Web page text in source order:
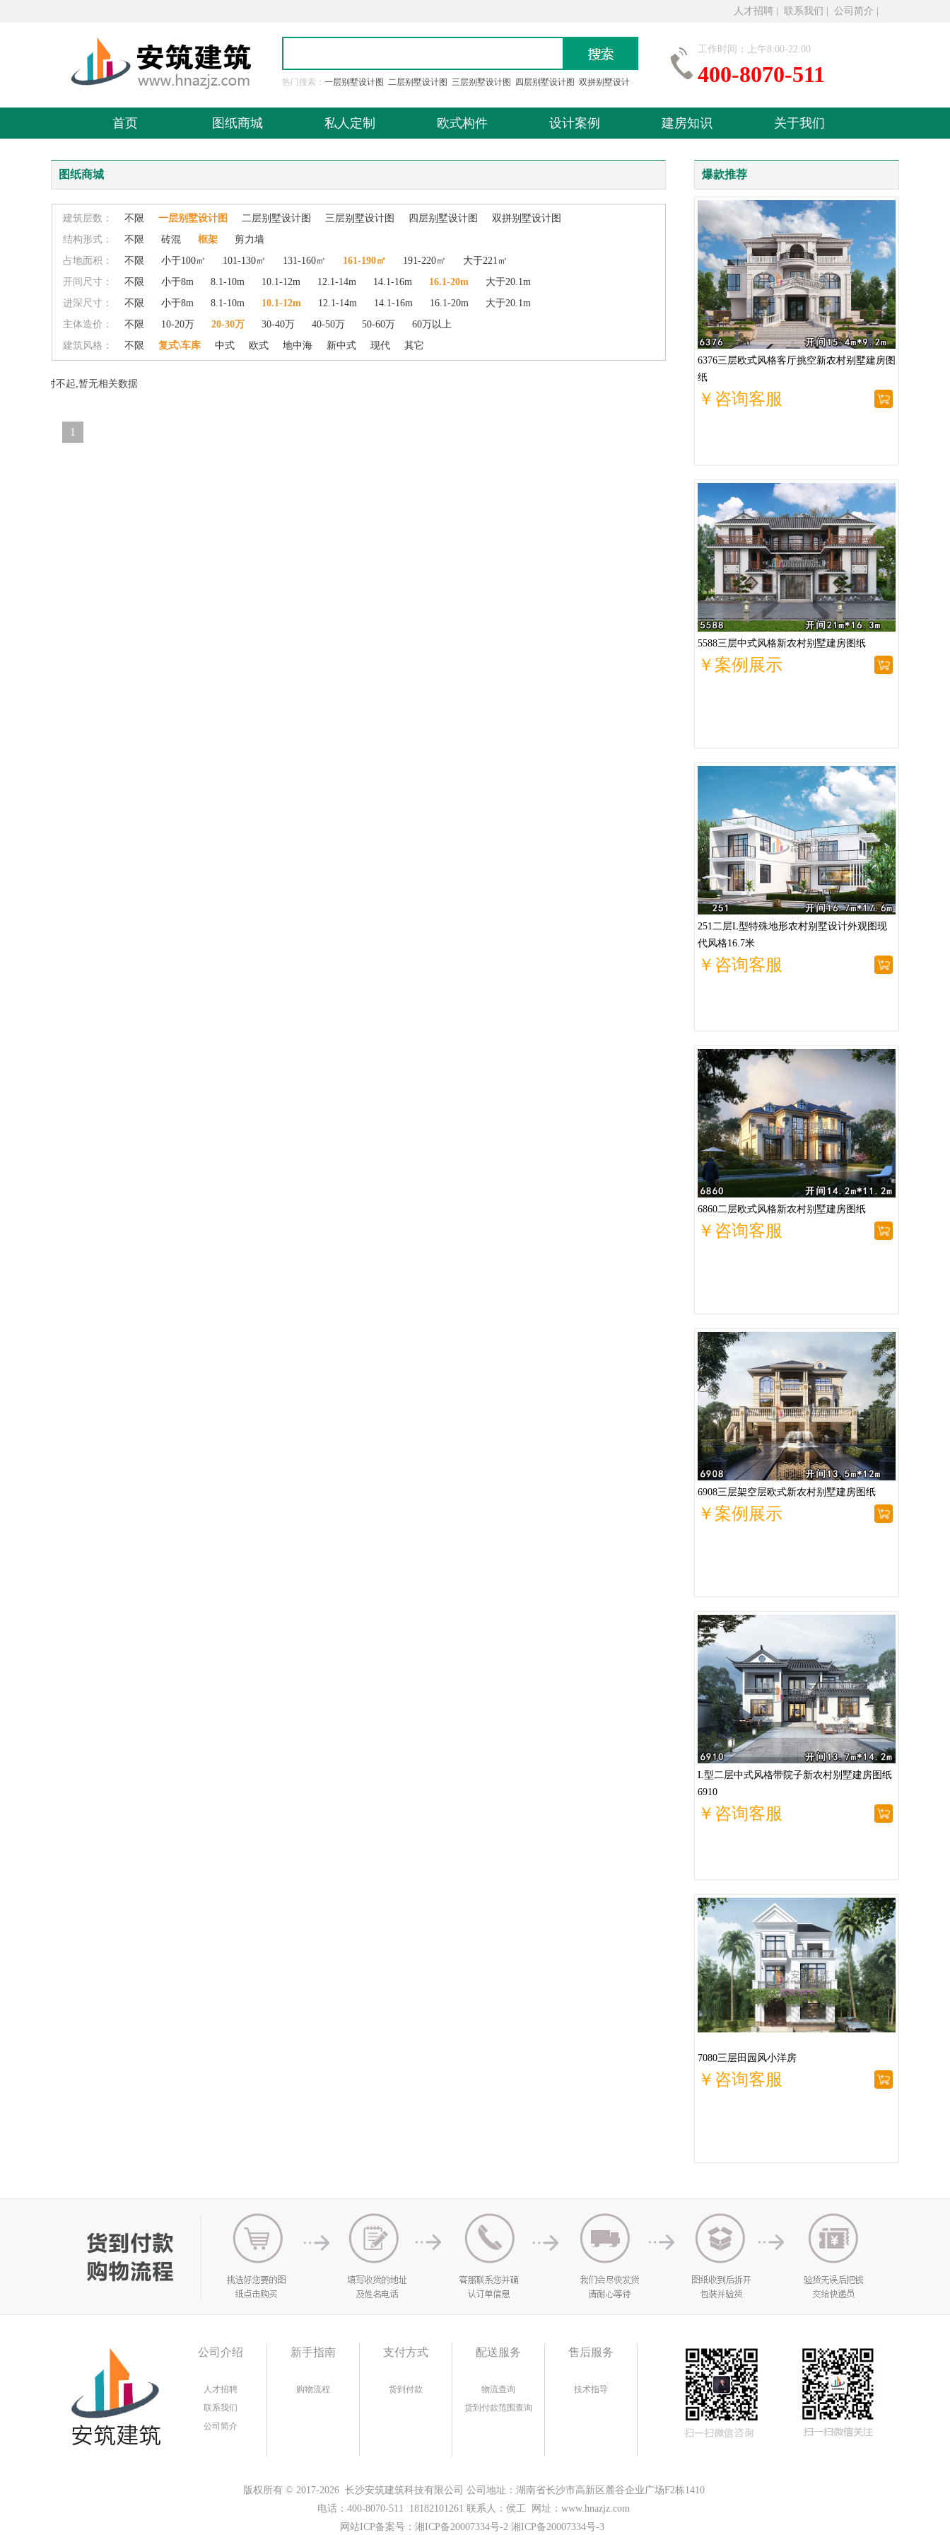
人才招聘 联系我们 公司简介
热门搜索： 一层别墅设计图 二层别墅设计图 三层别墅设计图 四层别墅设计图 双拼别墅设计
工作时间：上午8:00-22:00
400-8070-511
首页 图纸商城 私人定制 欧式构件 设计案例 建房知识 关于我们
爆款推荐
6376三层欧式风格客厅挑空新农村别墅建房图
纸
￥咨询客服
5588三层中式风格新农村别墅建房图纸
￥案例展示
251二层L型特殊地形农村别墅设计外观图现
代风格16.7米
￥咨询客服
6860二层欧式风格新农村别墅建房图纸
￥咨询客服
6908三层架空层欧式新农村别墅建房图纸
￥案例展示
L型二层中式风格带院子新农村别墅建房图纸
6910
￥咨询客服
7080三层田园风小洋房
￥咨询客服
图纸商城
建筑层数： 不限 一层别墅设计图 二层别墅设计图 三层别墅设计图 四层别墅设计图
双拼别墅设计图
结构形式：
不限 砖混 框架
剪力墙
占地面积：
不限 小于100㎡ 101-130㎡ 131-160㎡ 161-190㎡ 191-220㎡
大于221㎡
开间尺寸：
不限 小于8m 8.1-10m 10.1-12m 12.1-14m 14.1-16m 16.1-20m
大于20.1m
进深尺寸：
不限 小于8m 8.1-10m 10.1-12m 12.1-14m 14.1-16m 16.1-20m
大于20.1m
主体造价：
不限 10-20万 20-30万 30-40万 40-50万 50-60万
60万以上
建筑风格：
不限 复式\车库 中式 欧式 地中海 新中式 现代 其它
对不起,暂无相关数据
1
公司介绍
人才招聘
联系我们
公司简介
新手指南
购物流程
支付方式
货到付款
配送服务
物流查询
货到付款范围查询
售后服务
技术指导
版权所有 © 2017-2026 长沙安筑建筑科技有限公司 公司地址：湖南省长沙市高新区麓谷企业广场F2栋1410
电话：400-8070-511 18182101261 联系人：侯工 网址：www.hnazjz.com
网站ICP备案号： 湘ICP备20007334号-2 湘ICP备20007334号-3